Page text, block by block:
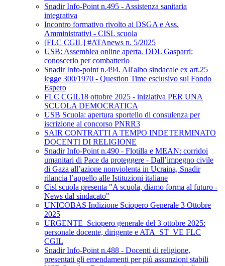
Snadir Info-Point n.495 - Assistenza sanitaria
integrativa
Incontro formativo rivolto ai DSGA e Ass.
Amministrativi - CISL scuola
[FLC CGIL] #ATAnews n. 5/2025
USB: Assemblea online aperta. DDL Gasparri:
conoscerlo per combatterlo
Snadir Info-point n.494. All'albo sindacale ex art.25
legge 300/1970 - Question Time esclusivo sul Fondo
Espero
FLC CGIL18 ottobre 2025 - iniziativa PER UNA
SCUOLA DEMOCRATICA
USB Scuola: apertura sportello di consulenza per
iscrizione al concorso PNRR3
SAIR CONTRATTI A TEMPO INDETERMINATO
DOCENTI DI RELIGIONE
Snadir Info-Point n.490 - Flotilla e MEAN: corridoi
umanitari di Pace da proteggere - Dall’impegno civile
di Gaza all’azione nonviolenta in Ucraina, Snadir
rilancia l’appello alle Istituzioni italiane
Cisl scuola presenta "A scuola, diamo forma al futuro -
News dal sindacato"
UNICOBAS Indizione Sciopero Generale 3 Ottobre
2025
URGENTE_Sciopero generale del 3 ottobre 2025:
personale docente, dirigente e ATA_ST_VE FLC
CGIL
Snadir Info-Point n.488 - Docenti di religione,
presentati gli emendamenti per più assunzioni stabili